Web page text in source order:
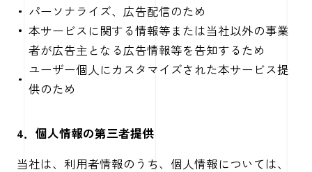
パーソナライズ、広告配信のため
本サービスに関する情報等または当社以外の事業
者が広告主となる広告情報等を告知するため
ユーザー個人にカスタマイズされた本サービス提
供のため
4．個人情報の第三者提供
当社は、利用者情報のうち、個人情報については、